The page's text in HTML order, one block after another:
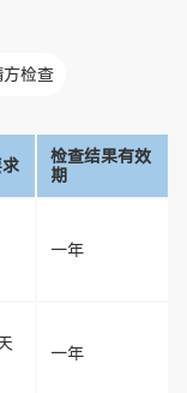
方检查
检查结果有效
期
一年
一年